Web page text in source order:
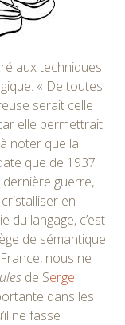
aux techniques
« De toutes
serait celle
elle permettrait
noter que la
que de 1937
dernière guerre,
en
du langage, c’est
de sémantique
nous ne
de Serge
dans les
ne fasse